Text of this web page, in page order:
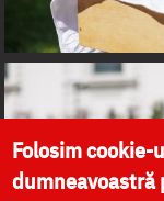
Folosim
dumneavoastră